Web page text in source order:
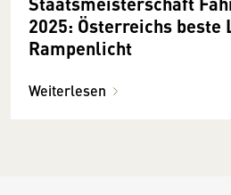
2025: Österreichs
Rampenlicht
Weiterlesen